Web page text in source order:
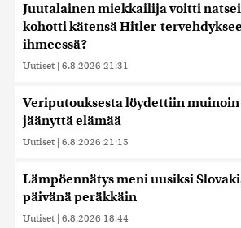
Juutalainen miekkailija voitti
kohotti kätensä Hitler-
ihmeessä?
Uutiset | 6.8.2026 21:31
Veriputouksesta löydettiin
jäänyttä elämää
Uutiset | 6.8.2026 21:15
Lämpöennätys meni uusiksi
päivänä peräkkäin
Uutiset | 6.8.2026 18:44